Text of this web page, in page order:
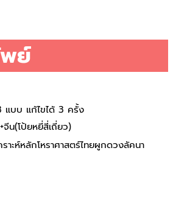
ย์
แบบ แก้ไขได้ 3 ครั้ง
จีน(โป้ยหยี่สี่เถี่ยว)
าะห์หลักโหราศาสตร์ไทยผูกดวงลัคนา